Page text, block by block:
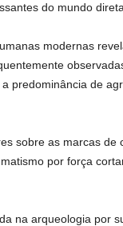
do mundo
modernas
predominância de
sobre as marcas de
por força
na arqueologia por